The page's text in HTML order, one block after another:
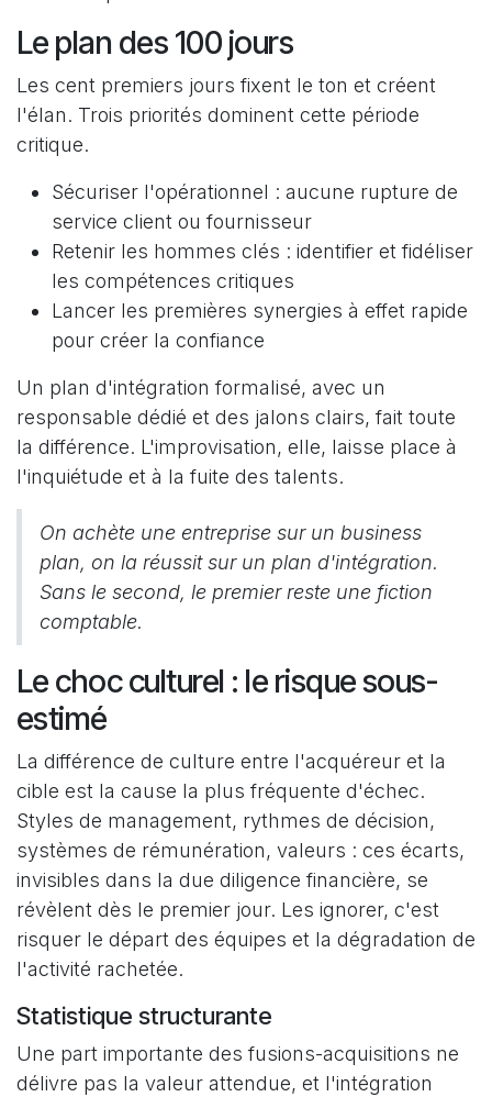
Le plan des 100 jours
Les cent premiers jours fixent le ton et créent
l'élan. Trois priorités dominent cette période
critique.
Sécuriser l'opérationnel : aucune rupture de
service client ou fournisseur
Retenir les hommes clés : identifier et fidéliser
les compétences critiques
Lancer les premières synergies à effet rapide
pour créer la confiance
Un plan d'intégration formalisé, avec un
responsable dédié et des jalons clairs, fait toute
la différence. L'improvisation, elle, laisse place à
l'inquiétude et à la fuite des talents.
On achète une entreprise sur un business
plan, on la réussit sur un plan d'intégration.
Sans le second, le premier reste une fiction
comptable.
Le choc culturel : le risque sous-
estimé
La différence de culture entre l'acquéreur et la
cible est la cause la plus fréquente d'échec.
Styles de management, rythmes de décision,
systèmes de rémunération, valeurs : ces écarts,
invisibles dans la due diligence financière, se
révèlent dès le premier jour. Les ignorer, c'est
risquer le départ des équipes et la dégradation de
l'activité rachetée.
Statistique structurante
Une part importante des fusions-acquisitions ne
délivre pas la valeur attendue, et l'intégration